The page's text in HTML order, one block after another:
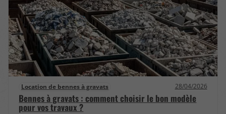
Location de bennes à gravats 28/04/2026
Bennes à gravats : comment choisir le bon modèle
pour vos travaux ?